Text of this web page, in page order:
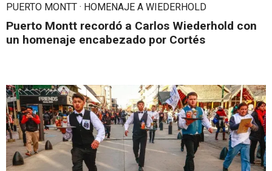
PUERTO MONTT · HOMENAJE A WIEDERHOLD
Puerto Montt recordó a Carlos Wiederhold con
un homenaje encabezado por Cortés